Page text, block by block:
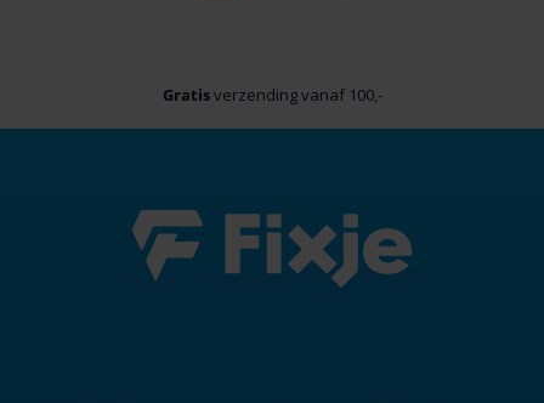
Gratisverzending vanaf 100,-